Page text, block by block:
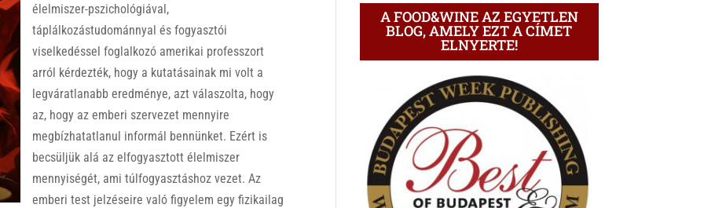
élelmiszer-pszichológiával,
táplálkozástudománnyal és fogyasztói
viselkedéssel foglalkozó amerikai professzort
arról kérdezték, hogy a kutatásainak mi volt a
legváratlanabb eredménye, azt válaszolta, hogy
az, hogy az emberi szervezet mennyire
megbízhatatlanul informál bennünket. Ezért is
becsüljük alá az elfogyasztott élelmiszer
mennyiségét, ami túlfogyasztáshoz vezet. Az
emberi test jelzéseire való figyelem egy fizikailag
A FOOD&WINE AZ EGYETLEN
BLOG, AMELY EZT A CÍMET
ELNYERTE!